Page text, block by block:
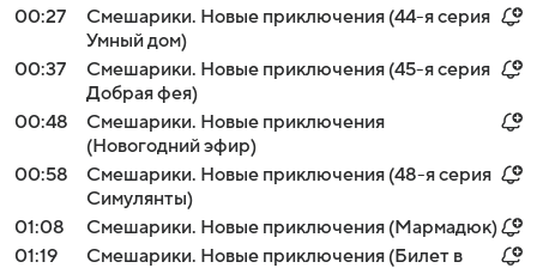
00:27
Смешарики. Новые приключения (44-я серия
Умный дом)
00:37
Смешарики. Новые приключения (45-я серия
Добрая фея)
00:48
Смешарики. Новые приключения
(Новогодний эфир)
00:58
Смешарики. Новые приключения (48-я серия
Симулянты)
01:08
Смешарики. Новые приключения (Мармадюк)
01:19
Смешарики. Новые приключения (Билет в